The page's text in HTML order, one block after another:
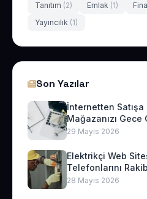
Tanıtım (2) Emlak (1)
Yayıncılık (1)
Son Yazılar
İnternetten
Mağazanızı Gece
29 Mayıs 2026
Elektrikçi Web
Telefonlarını
28 Mayıs 2026